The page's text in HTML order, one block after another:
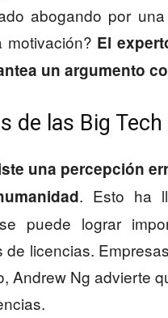
abogando por
motivación? El
un argumento
de las Big
una percepción
. Esto ha
puede lograr
licencias.
Andrew Ng advierte